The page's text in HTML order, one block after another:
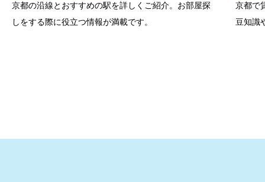
京都の沿線とおすすめの駅を詳しくご紹介。お部屋探
しをする際に役立つ情報が満載です。
京都で
豆知識